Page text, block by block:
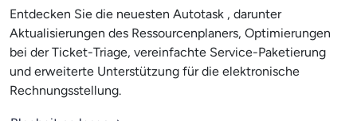
Entdecken Sie die neuesten Autotask , darunter
Aktualisierungen des Ressourcenplaners, Optimierungen
bei der Ticket-Triage, vereinfachte Service-Paketierung
und erweiterte Unterstützung für die elektronische
Rechnungsstellung.